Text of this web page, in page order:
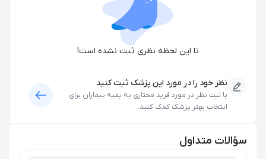
تا این لحظه نظری ثبت نشده است!
نظر خود را در مورد این پزشک ثبت کنید
با ثبت نظر در مورد فرید مختاری به بقیه بیماران برای
انتخاب بهتر پزشک کمک کنید.
سؤالات متداول